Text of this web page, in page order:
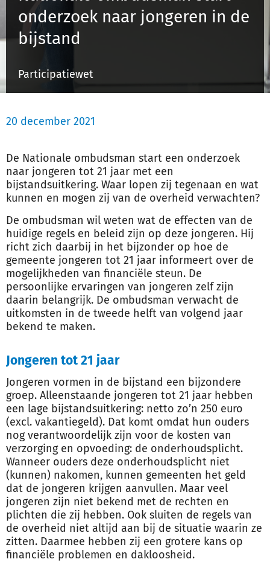
onderzoek naar jongeren in de
bijstand
Participatiewet
20 december 2021
De Nationale ombudsman start een onderzoek
naar jongeren tot 21 jaar met een
bijstandsuitkering. Waar lopen zij tegenaan en wat
kunnen en mogen zij van de overheid verwachten?
De ombudsman wil weten wat de effecten van de
huidige regels en beleid zijn op deze jongeren. Hij
richt zich daarbij in het bijzonder op hoe de
gemeente jongeren tot 21 jaar informeert over de
mogelijkheden van financiële steun. De
persoonlijke ervaringen van jongeren zelf zijn
daarin belangrijk. De ombudsman verwacht de
uitkomsten in de tweede helft van volgend jaar
bekend te maken.
Jongeren tot 21 jaar
Jongeren vormen in de bijstand een bijzondere
groep. Alleenstaande jongeren tot 21 jaar hebben
een lage bijstandsuitkering: netto zo’n 250 euro
(excl. vakantiegeld). Dat komt omdat hun ouders
nog verantwoordelijk zijn voor de kosten van
verzorging en opvoeding: de onderhoudsplicht.
Wanneer ouders deze onderhoudsplicht niet
(kunnen) nakomen, kunnen gemeenten het geld
dat de jongeren krijgen aanvullen. Maar veel
jongeren zijn niet bekend met de rechten en
plichten die zij hebben. Ook sluiten de regels van
de overheid niet altijd aan bij de situatie waarin ze
zitten. Daarmee hebben zij een grotere kans op
financiële problemen en dakloosheid.